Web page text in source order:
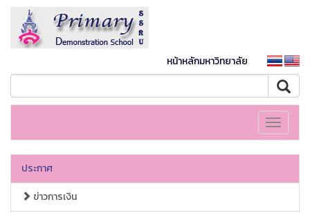
หน้าหลักมหาวิทยาลัย
Toggle
ประกาศ
ข่าวการเงิน